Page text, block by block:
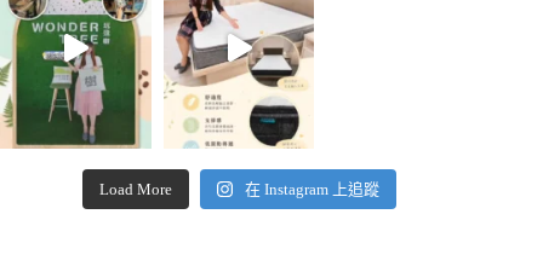
Load More 在 Instagram 上追蹤